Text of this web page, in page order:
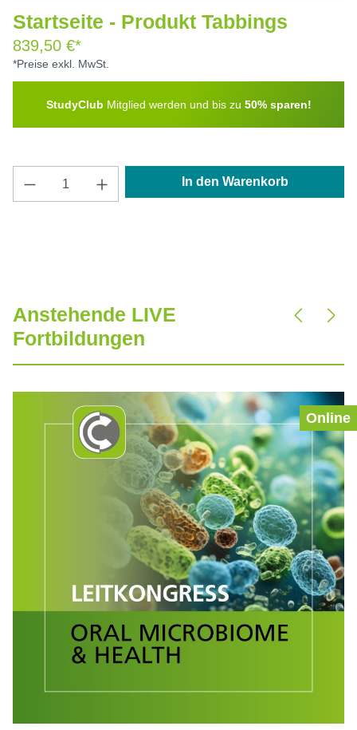
Startseite - Produkt Tabbings
839,50 €*
*Preise exkl. MwSt.
StudyClub Mitglied werden und bis zu 50% sparen!
Produkt Anzahl: Gib den gewünschten
In den Warenkorb
Produktgalerie überspringen
Anstehende LIVE
Fortbildungen
Tipp
Online